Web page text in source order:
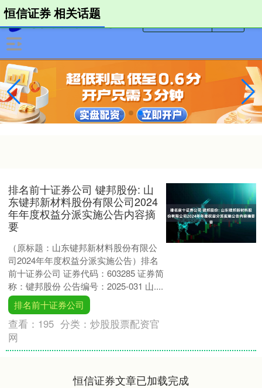
恒信证券 相关话题
排名前十证券公司 键邦股份: 山
东键邦新材料股份有限公司2024
年年度权益分派实施公告内容摘
要
（原标题：山东键邦新材料股份有限公
司2024年年度权益分派实施公告）排名
前十证券公司 证券代码：603285 证券简
称：键邦股份 公告编号：2025-031 山....
排名前十证券公司
查看： 195 分类：炒股股票配资官
网
恒信证券文章已加载完成